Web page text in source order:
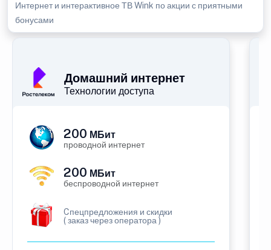
Интернет и интерактивное ТВ Wink по акции с приятными
бонусами
Домашний интернет
Технологии доступа
200 МБит
проводной интернет
200 МБит
беспроводной интернет
Cпецпредложения и скидки
( заказ через оператора )